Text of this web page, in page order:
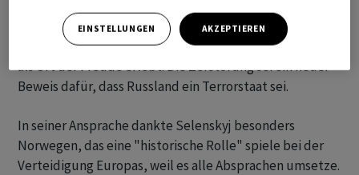
in Druschkiwka im Gebiet Donezk, wo auch Kinder
trainiert hätten. Die Menschen hätten das Stadion lange
als Ort der Freude erlebt. Die Zerstörung sei ein neuer
Beweis dafür, dass Russland ein Terrorstaat sei.
In seiner Ansprache dankte Selenskyj besonders
Norwegen, das eine "historische Rolle" spiele bei der
Verteidigung Europas, weil es alle Absprachen umsetze.
EINSTELLUNGEN AKZEPTIEREN